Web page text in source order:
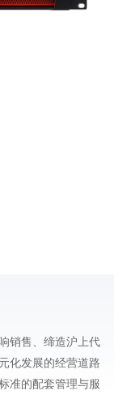
销售、缔造沪上代
化发展的经营道路
准的配套管理与服